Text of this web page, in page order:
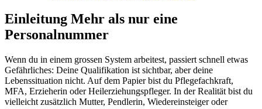
Einleitung Mehr als nur eine
Personalnummer
Wenn du in einem grossen System arbeitest, passiert schnell etwas
Gefährliches: Deine Qualifikation ist sichtbar, aber deine
Lebenssituation nicht. Auf dem Papier bist du Pflegefachkraft,
MFA, Erzieherin oder Heilerziehungspfleger. In der Realität bist du
vielleicht zusätzlich Mutter, Pendlerin, Wiedereinsteiger oder